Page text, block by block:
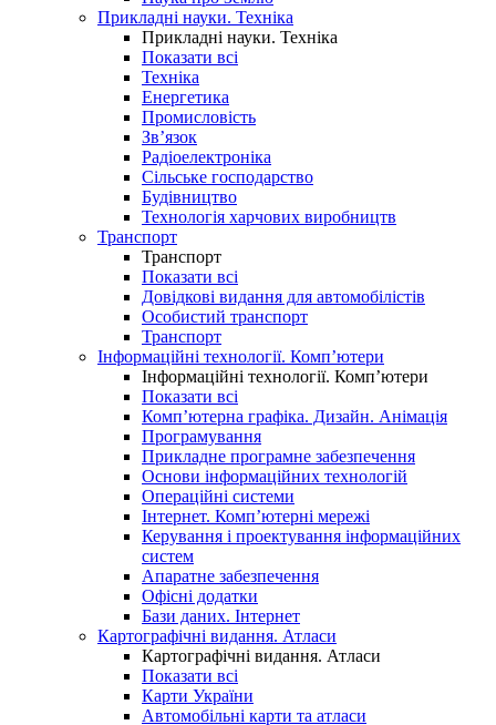
Прикладні науки. Техніка
Прикладні науки. Техніка
Показати всі
Техніка
Енергетика
Промисловість
Зв’язок
Радіоелектроніка
Сільське господарство
Будівництво
Технологія харчових виробництв
Транспорт
Транспорт
Показати всі
Довідкові видання для автомобілістів
Особистий транспорт
Транспорт
Інформаційні технології. Комп’ютери
Інформаційні технології. Комп’ютери
Показати всі
Комп’ютерна графіка. Дизайн. Анімація
Програмування
Прикладне програмне забезпечення
Основи інформаційних технологій
Операційні системи
Інтернет. Комп’ютерні мережі
Керування і проектування інформаційних
систем
Апаратне забезпечення
Офісні додатки
Бази даних. Інтернет
Картографічні видання. Атласи
Картографічні видання. Атласи
Показати всі
Карти України
Автомобільні карти та атласи